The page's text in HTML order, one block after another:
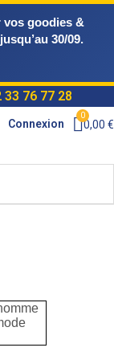
goodies &
30/09.
33 76 77 28
Connexion 0,00 €